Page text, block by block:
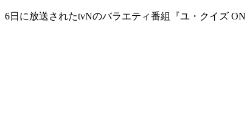
6日に放送されたtvNのバラエティ番組『ユ・クイズ